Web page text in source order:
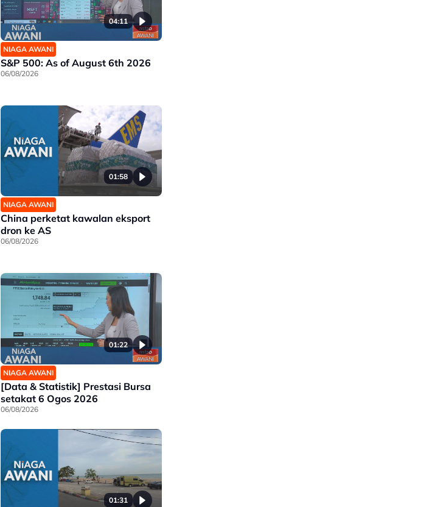
04:11
NIAGA AWANI
S&P 500: As of August 6th 2026
06/08/2026
01:58
NIAGA AWANI
China perketat kawalan eksport
dron ke AS
06/08/2026
01:22
NIAGA AWANI
[Data & Statistik] Prestasi Bursa
setakat 6 Ogos 2026
06/08/2026
01:31